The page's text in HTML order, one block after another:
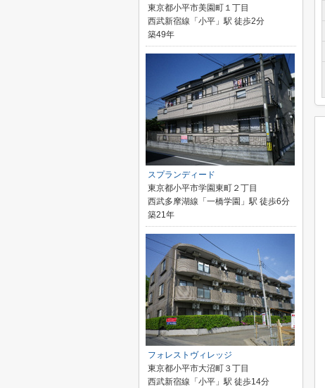
東京都小平市美園町１丁目
西武新宿線「小平」駅 徒歩2分
築49年
スプランディード
東京都小平市学園東町２丁目
西武多摩湖線「一橋学園」駅 徒歩6分
築21年
フォレストヴィレッジ
東京都小平市大沼町３丁目
西武新宿線「小平」駅 徒歩14分